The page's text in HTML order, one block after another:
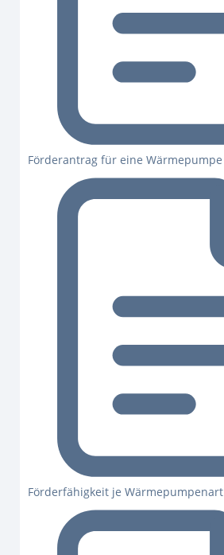
Förderantrag für eine Wärmepumpe
Förderfähigkeit je Wärmepumpenart